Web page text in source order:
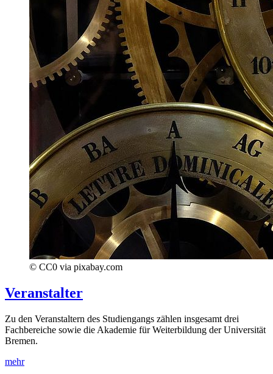
© CC0 via pixabay.com
Veranstalter
Zu den Veranstaltern des Studiengangs zählen insgesamt drei
Fachbereiche sowie die Akademie für Weiterbildung der Universität
Bremen.
mehr